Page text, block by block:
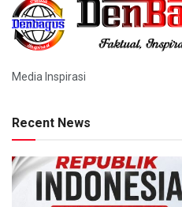
Media Inspirasi
Recent News